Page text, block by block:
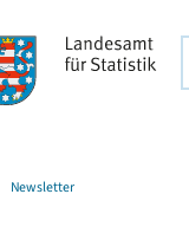
Newsletter